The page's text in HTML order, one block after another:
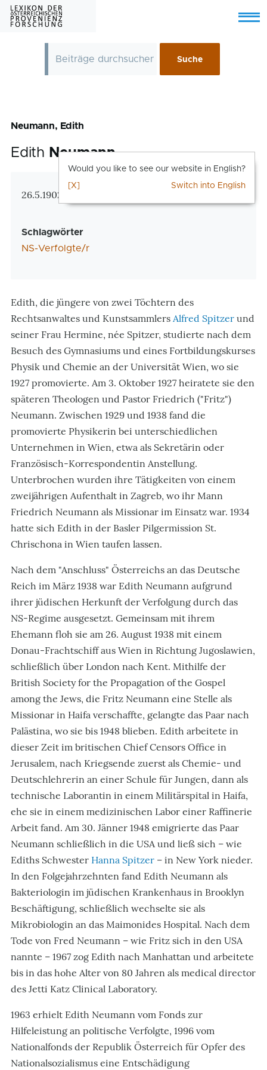
Skip to main content
Menu
Neumann, Edith
Edith Neumann
Zusatzinformationen
26.5.1902 Wien – 29.6.2002 New York
Schlagwörter
NS-Verfolgte/r
Edith, die jüngere von zwei Töchtern des
Rechtsanwaltes und Kunstsammlers Alfred Spitzer und
seiner Frau Hermine, née Spitzer, studierte nach dem
Besuch des Gymnasiums und eines Fortbildungskurses
Physik und Chemie an der Universität Wien, wo sie
1927 promovierte. Am 3. Oktober 1927 heiratete sie den
späteren Theologen und Pastor Friedrich ("Fritz")
Neumann. Zwischen 1929 und 1938 fand die
promovierte Physikerin bei unterschiedlichen
Unternehmen in Wien, etwa als Sekretärin oder
Französisch-Korrespondentin Anstellung.
Unterbrochen wurden ihre Tätigkeiten von einem
zweijährigen Aufenthalt in Zagreb, wo ihr Mann
Friedrich Neumann als Missionar im Einsatz war. 1934
hatte sich Edith in der Basler Pilgermission St.
Chrischona in Wien taufen lassen.
Nach dem "Anschluss" Österreichs an das Deutsche
Reich im März 1938 war Edith Neumann aufgrund
ihrer jüdischen Herkunft der Verfolgung durch das
NS-Regime ausgesetzt. Gemeinsam mit ihrem
Ehemann floh sie am 26. August 1938 mit einem
Donau-Frachtschiff aus Wien in Richtung Jugoslawien,
schließlich über London nach Kent. Mithilfe der
British Society for the Propagation of the Gospel
among the Jews, die Fritz Neumann eine Stelle als
Missionar in Haifa verschaffte, gelangte das Paar nach
Palästina, wo sie bis 1948 blieben. Edith arbeitete in
dieser Zeit im britischen Chief Censors Office in
Jerusalem, nach Kriegsende zuerst als Chemie- und
Deutschlehrerin an einer Schule für Jungen, dann als
technische Laborantin in einem Militärspital in Haifa,
ehe sie in einem medizinischen Labor einer Raffinerie
Arbeit fand. Am 30. Jänner 1948 emigrierte das Paar
Neumann schließlich in die USA und ließ sich – wie
Ediths Schwester Hanna Spitzer – in New York nieder.
In den Folgejahrzehnten fand Edith Neumann als
Bakteriologin im jüdischen Krankenhaus in Brooklyn
Beschäftigung, schließlich wechselte sie als
Mikrobiologin an das Maimonides Hospital. Nach dem
Tode von Fred Neumann – wie Fritz sich in den USA
nannte – 1967 zog Edith nach Manhattan und arbeitete
bis in das hohe Alter von 80 Jahren als medical director
des Jetti Katz Clinical Laboratory.
1963 erhielt Edith Neumann vom Fonds zur
Hilfeleistung an politische Verfolgte, 1996 vom
Nationalfonds der Republik Österreich für Opfer des
Nationalsozialismus eine Entschädigung
Would you like to see our website in English?
Switch into English
[X]